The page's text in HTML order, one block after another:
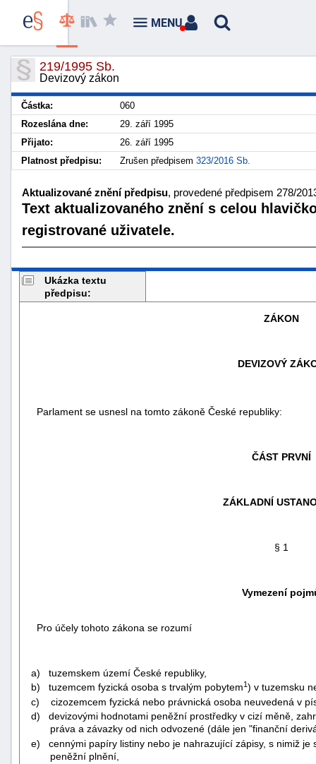
219/1995 Sb.
Devizový zákon
Částka:
060
Rozeslána dne:
29. září 1995
Přijato:
26. září 1995
Platnost předpisu:
Zrušen předpisem 323/2016 Sb.
Aktualizované znění předpisu, provedené předpisem 278/
Text aktualizovaného znění s celou
registrované uživatele.
Ukázka textu
předpisu:
ZÁKON
DEVIZOVÝ
Parlament se usnesl na tomto zákoně České republiky:
ČÁST PRVNÍ
ZÁKLADNÍ
§ 1
Vymezení
Pro účely tohoto zákona se rozumí
a) tuzemskem území České republiky,
b) tuzemcem fyzická osoba s trvalým pobytem1) v tuzemsku
c) cizozemcem fyzická nebo právnická osoba neuvedená v
d) devizovými hodnotami peněžní prostředky v cizí měně,
práva a závazky od nich odvozené (dále jen "finanční
e) cennými papíry listiny nebo je nahrazující zápisy, s nimiž je
peněžní plnění,
MENU